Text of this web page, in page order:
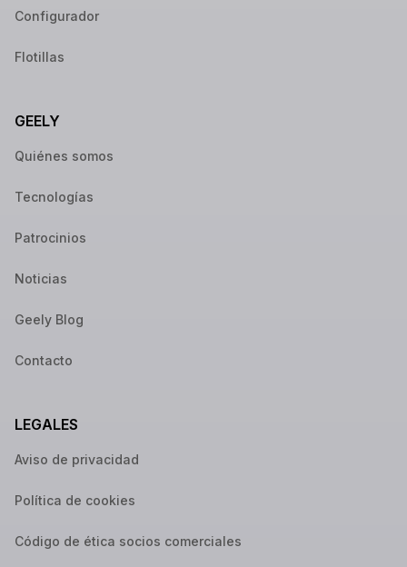
Configurador
Flotillas
GEELY
Quiénes somos
Tecnologías
Patrocinios
Noticias
Geely Blog
Contacto
LEGALES
Aviso de privacidad
Política de cookies
Código de ética socios comerciales